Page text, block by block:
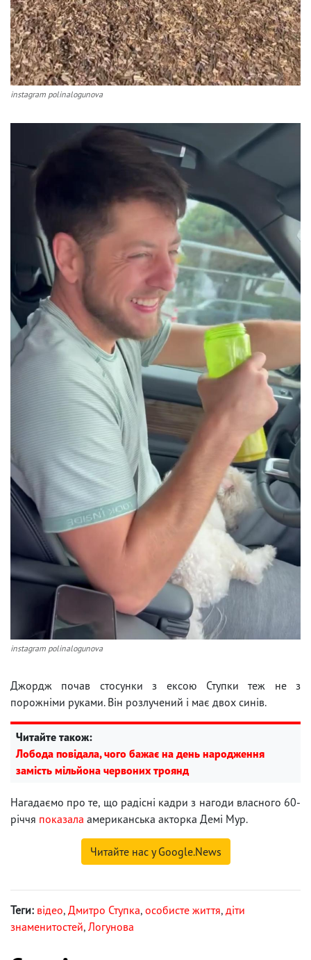
instagram polinalogunova
instagram polinalogunova
Джордж почав стосунки з ексою Ступки теж не з
порожніми руками. Він розлучений і має двох синів.
Читайте також:
Лобода повідала, чого бажає на день народження
замість мільйона червоних троянд
Нагадаємо про те, що радісні кадри з нагоди власного 60-
річчя показала американська акторка Демі Мур.
Читайте нас у Google.News
Теги: відео, Дмитро Ступка, особисте життя, діти
знаменитостей, Логунова